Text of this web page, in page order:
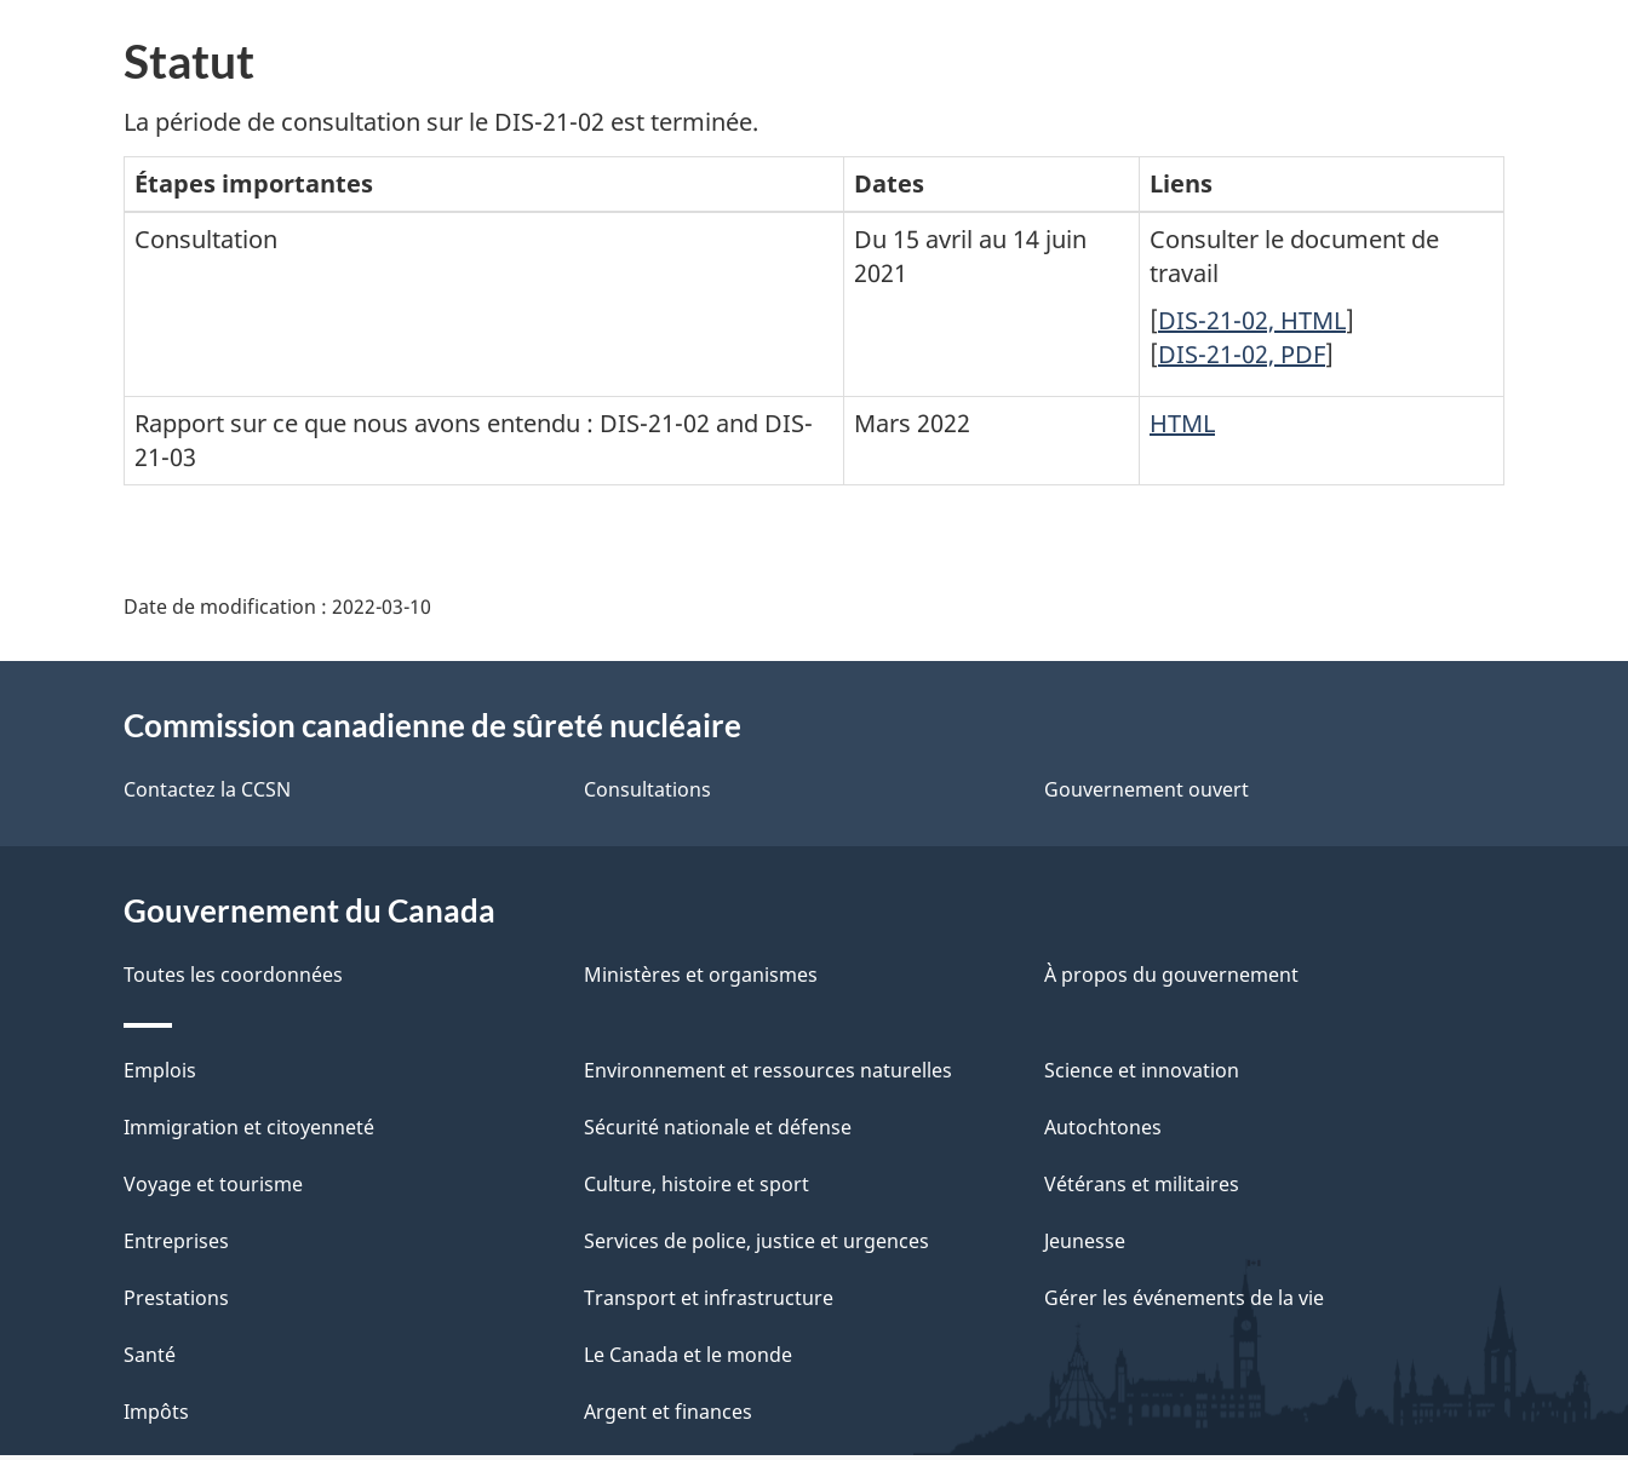
Statut
La période de consultation sur le DIS-21-02 est terminée.
Étapes importantes
Dates
Liens
Consultation
Du 15 avril au 14 juin
2021
Consulter le document de
travail
[DIS-21-02, HTML]
[DIS-21-02, PDF]
Rapport sur ce que nous avons entendu : DIS-21-02 and DIS-
21-03
Mars 2022 HTML
a
i
s
d
e
l
a
p
a
g
e
Date de modification : 2022-03-10
proposCommission canadienne de sûreté nucléaire
Contactez la CCSN Consultations Gouvernement ouvert
Gouvernement du Canada
Toutes les coordonnées Ministères et organismes À propos du gouvernement
Thèmes
et
Emplois
Immigration et citoyenneté
Voyage et tourisme
Entreprises
Prestations
Santé
Impôts
Environnement et ressources naturelles
Sécurité nationale et défense
Culture, histoire et sport
Services de police, justice et urgences
Transport et infrastructure
Le Canada et le monde
Argent et finances
Science et innovation
Autochtones
Vétérans et militaires
Jeunesse
Gérer les événements de la vie